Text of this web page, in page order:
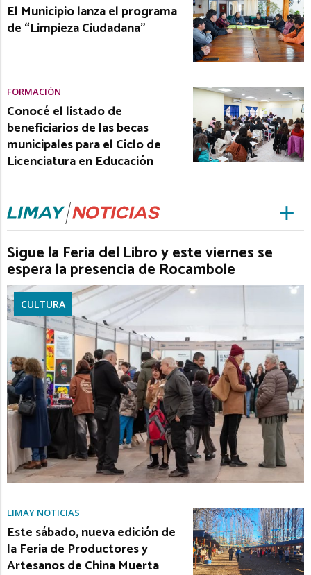
El Municipio lanza el programa
de “Limpieza Ciudadana”
FORMACIÓN
Conocé el listado de
beneficiarios de las becas
municipales para el Ciclo de
Licenciatura en Educación
Sigue la Feria del Libro y este viernes se
espera la presencia de Rocambole
CULTURA
LIMAY NOTICIAS
Este sábado, nueva edición de
la Feria de Productores y
Artesanos de China Muerta